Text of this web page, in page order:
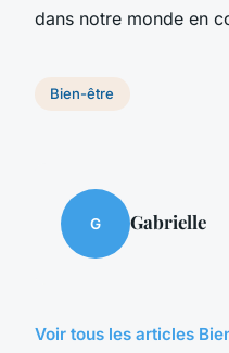
dans notre monde en
Bien-être
G Gabrielle
Voir tous les articles